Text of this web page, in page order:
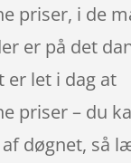
priser, i de
er på det
er let i dag at
priser – du
døgnet, så